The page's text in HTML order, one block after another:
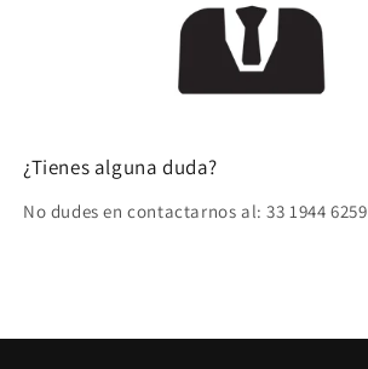
¿Tienes alguna duda?
No dudes en contactarnos al: 33 1944 6259